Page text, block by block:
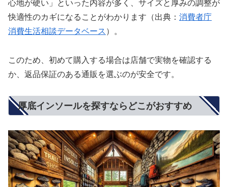
心地が硬い」といった内容が多く、サイズと厚みの調整が
快適性のカギになることがわかります（出典： 消費者庁
消費生活相談データベース ）。
このため、初めて購入する場合は店舗で実物を確認する
か、返品保証のある通販を選ぶのが安全です。
厚底インソールを探すならどこがおすすめ